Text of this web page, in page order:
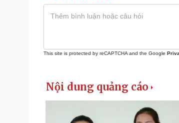
This site is protected by reCAPTCHA and the Google